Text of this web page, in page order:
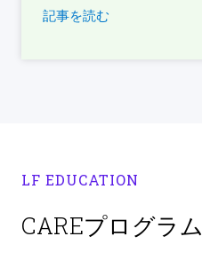
記事を読む
LF EDUCATION
CAREプログラ